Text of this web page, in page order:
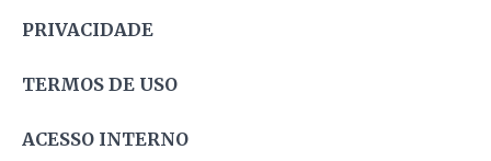
PRIVACIDADE
TERMOS DE USO
ACESSO INTERNO